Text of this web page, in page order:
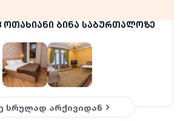
ოთახიანი ბინა საბურთალოზე
სრულად არქივიდან